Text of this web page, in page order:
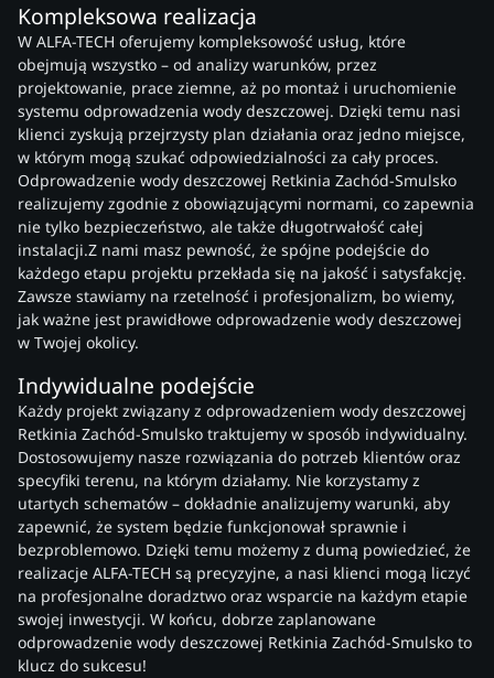
Kompleksowa realizacja
W ALFA-TECH oferujemy kompleksowość usług, które
obejmują wszystko – od analizy warunków, przez
projektowanie, prace ziemne, aż po montaż i uruchomienie
systemu odprowadzenia wody deszczowej. Dzięki temu nasi
klienci zyskują przejrzysty plan działania oraz jedno miejsce,
w którym mogą szukać odpowiedzialności za cały proces.
Odprowadzenie wody deszczowej Retkinia Zachód-Smulsko
realizujemy zgodnie z obowiązującymi normami, co zapewnia
nie tylko bezpieczeństwo, ale także długotrwałość całej
instalacji.Z nami masz pewność, że spójne podejście do
każdego etapu projektu przekłada się na jakość i satysfakcję.
Zawsze stawiamy na rzetelność i profesjonalizm, bo wiemy,
jak ważne jest prawidłowe odprowadzenie wody deszczowej
w Twojej okolicy.
Indywidualne podejście
Każdy projekt związany z odprowadzeniem wody deszczowej
Retkinia Zachód-Smulsko traktujemy w sposób indywidualny.
Dostosowujemy nasze rozwiązania do potrzeb klientów oraz
specyfiki terenu, na którym działamy. Nie korzystamy z
utartych schematów – dokładnie analizujemy warunki, aby
zapewnić, że system będzie funkcjonował sprawnie i
bezproblemowo. Dzięki temu możemy z dumą powiedzieć, że
realizacje ALFA-TECH są precyzyjne, a nasi klienci mogą liczyć
na profesjonalne doradztwo oraz wsparcie na każdym etapie
swojej inwestycji. W końcu, dobrze zaplanowane
odprowadzenie wody deszczowej Retkinia Zachód-Smulsko to
klucz do sukcesu!